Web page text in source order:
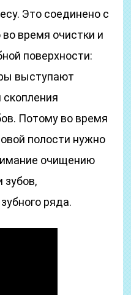
Это соединено с
время очистки и
поверхности:
выступают
Потому во время
полости нужно
очищению
зубов,
ряда.